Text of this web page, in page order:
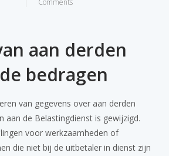
Comments
aan derden
bedragen
van gegevens over aan derden
aan de Belastingdienst is gewijzigd.
voor werkzaamheden of
die niet bij de uitbetaler in dienst zijn